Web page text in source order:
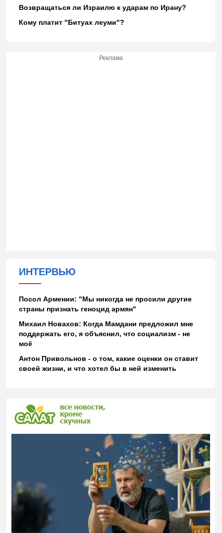
Возвращаться ли Израилю к ударам по Ирану?
Кому платит "Битуах леуми"?
Реклама
ИНТЕРВЬЮ
Посол Армении: "Мы никогда не просили другие
страны признать геноцид армян"
Михаил Новахов: Когда Мамдани предложил мне
поддержать его, я объяснил, что социализм - не
моё
Антон Привольнов - о том, какие оценки он ставит
своей жизни, и что хотел бы в ней изменить